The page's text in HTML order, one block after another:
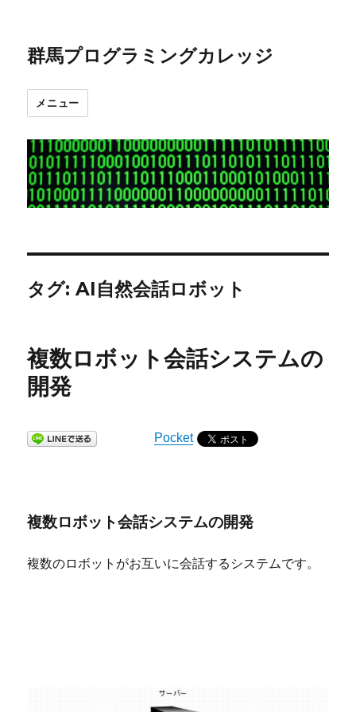
群馬プログラミングカレッジ
メニュー
タグ:AI自然会話ロボット
複数ロボット会話システムの
開発
Pocket
複数ロボット会話システムの開発
複数のロボットがお互いに会話するシステムです。